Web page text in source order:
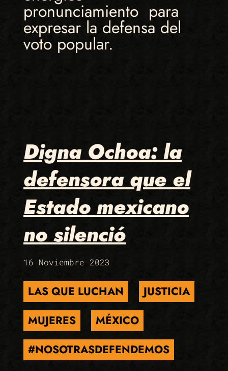
pronunciamiento para
expresar la defensa del
voto popular.
Digna Ochoa: la
defensora que el
Estado mexicano
no silenció
16 Noviembre 2023
LAS QUE LUCHAN
JUSTICIA
MUJERES
MÉXICO
#NOSOTRASDEFENDEMOS